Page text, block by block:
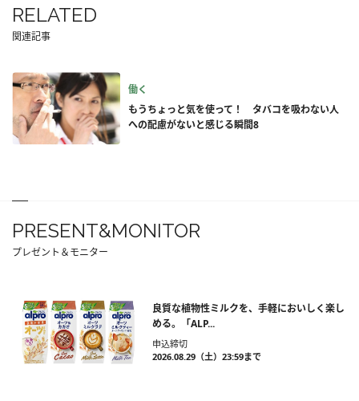
RELATED
関連記事
働く
もうちょっと気を使って！ タバコを吸わない人
への配慮がないと感じる瞬間8
PRESENT&MONITOR
プレゼント＆モニター
良質な植物性ミルクを、手軽においしく楽し
める。「ALP...
申込締切
2026.08.29（土）23:59まで